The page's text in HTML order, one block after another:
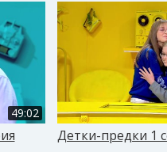
49:02
Детки-предки 1